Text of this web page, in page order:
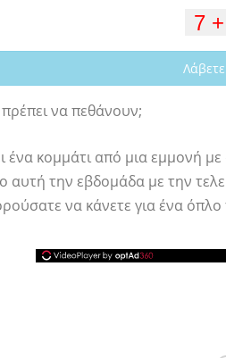
να πεθάνουν;
ένα κομμάτι από μια εμμονή
αυτή την εβδομάδα με την
να κάνετε για ένα όπλο